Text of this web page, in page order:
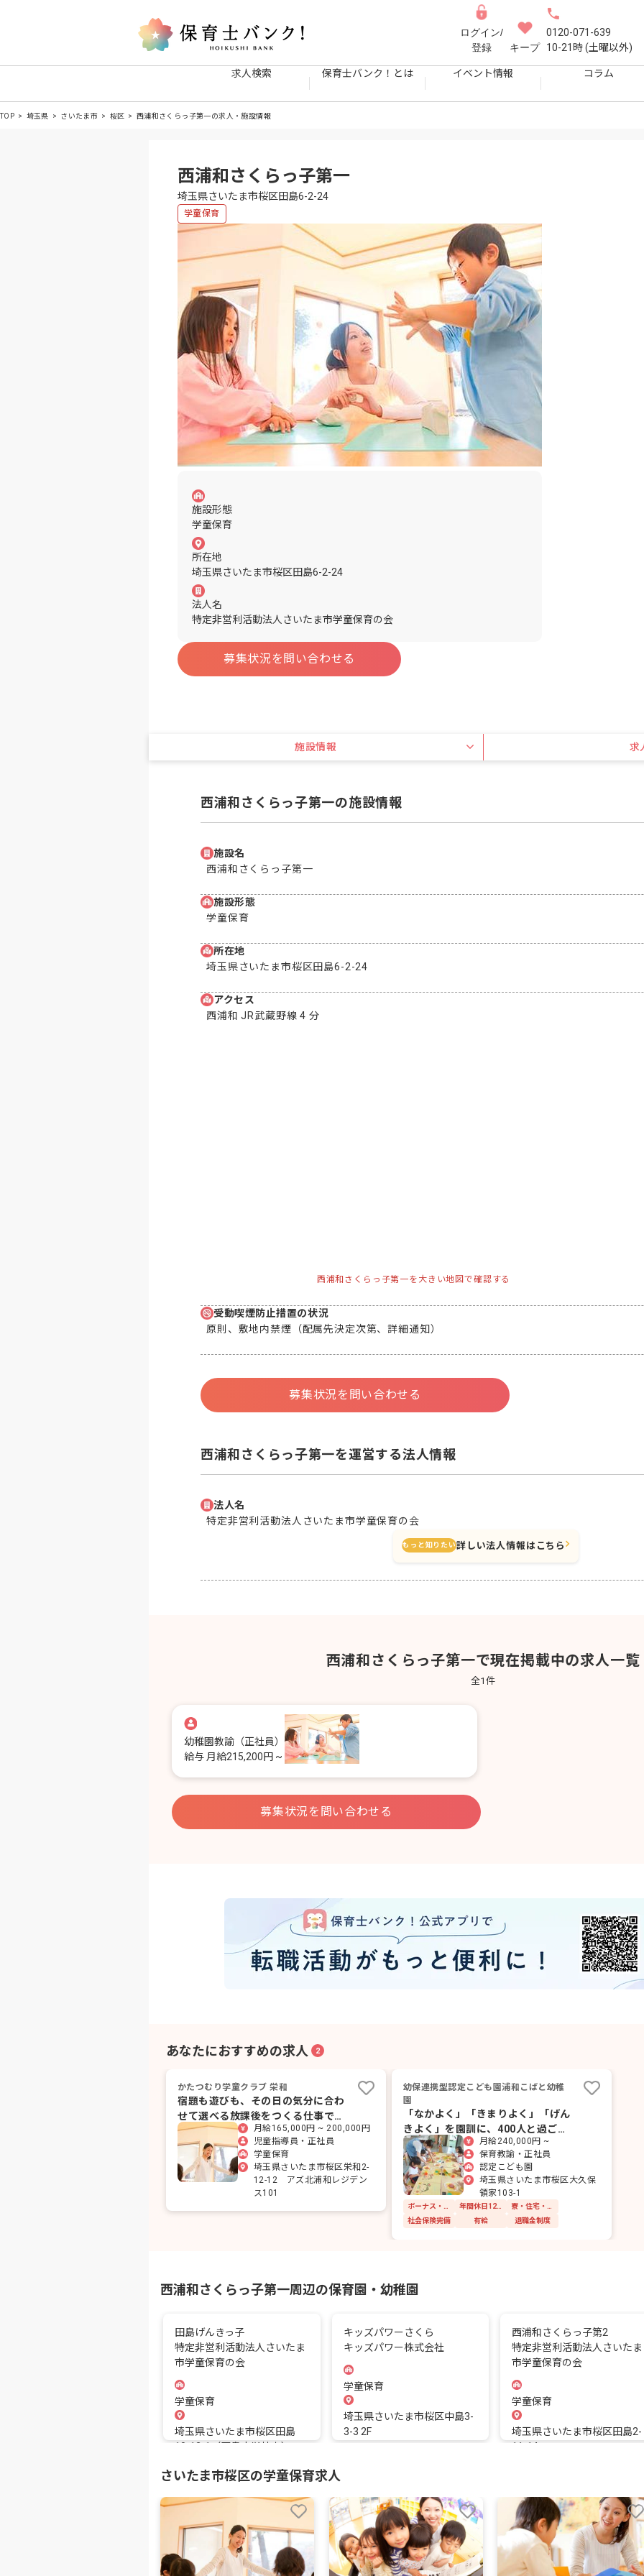
ログイン/
登録
キープ
0120-071-639
10-21時 (土曜以外)
求人検索 保育士バンク！とは イベント情報 コラム
TOP 埼玉県 さいたま市 桜区 西浦和さくらっ子第一の求人・施設情報
西浦和さくらっ子第一
埼玉県さいたま市桜区田島6-2-24
学童保育
施設形態
学童保育
所在地
埼玉県さいたま市桜区田島6-2-24
法人名
特定非営利活動法人さいたま市学童保育の会
募集状況を問い合わせる
施設情報 求
西浦和さくらっ子第一の施設情報
施設名
西浦和さくらっ子第一
施設形態
学童保育
所在地
埼玉県さいたま市桜区田島6-2-24
アクセス
西浦和さくらっ子第一を大きい地図で確認する
受動喫煙防止措置の状況
原則、敷地内禁煙（配属先決定次第、詳細通知）
募集状況を問い合わせる
西浦和さくらっ子第一を運営する法人情報
法人名
特定非営利活動法人さいたま市学童保育の会
もっと知りたい詳しい法人情報はこちら
西浦和さくらっ子第一で現在掲載中の求人一覧
全1 件
幼稚園教諭 （正社員）
給与 月給215,200円 ~
募集状況を問い合わせる
あなたにおすすめの求人 2
かたつむり学童クラブ 栄和
宿題も遊びも、その日の気分に合わ
せて選べる放課後をつくる仕事で
す。
月給165,000円 ~ 200,000円
児童指導員・正社員
学童保育
埼玉県さいたま市桜区栄和2-
12-12 アズ北浦和レジデン
ス101
幼保連携型認定こども園浦和こばと幼稚
園
「なかよく」「きまりよく」「げん
きよく」を園訓に、400人と過ごす
認定こども園です。月給240,000円 ~
保育教諭・正社員
認定こども園
埼玉県さいたま市桜区大久保
領家103-1
年間休日120日以上
社会保険完備
有給 退職金制度
西浦和さくらっ子第一周辺の保育園・幼稚園
田島げんきっ子
特定非営利活動法人さいたま
市学童保育の会
学童保育
埼玉県さいたま市桜区田島
10-12-1（田島小学校内）
キッズパワーさくら
キッズパワー株式会社
学童保育
埼玉県さいたま市桜区中島3-
3-3 2F
西浦和さくらっ子第2
特定非営利活動法人さいたま
市学童保育の会
学童保育
埼玉県さいたま市桜区田島2-
11-14
さいたま市桜区の学童保育求人